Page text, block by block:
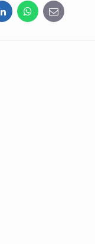
LinkedInWhatsApp
E-
mail